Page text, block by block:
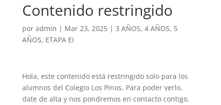
Contenido restringido
por admin | Mar 23, 2025| 3 AÑOS, 4 AÑOS, 5
AÑOS, ETAPA EI
Hola, este contenido está restringido solo para los
alumnos del Colegio Los Pinos. Para poder verlo,
date de alta y nos pondremos en contacto contigo.